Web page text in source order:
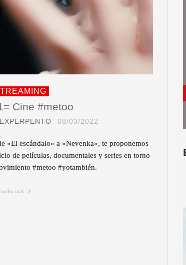
Cine #metoo
EXPERPENTO 08/03/2022
«El escándalo» a «Nevenka», te proponemos
de películas, documentales y series en torno
#metoo #yotambién.
más